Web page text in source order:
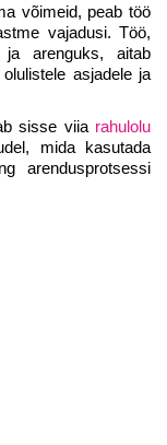
võimeid, peab töö
vajadusi. Töö,
ja arenguks, aitab
asjadele ja
sisse viia rahulolu
mida kasutada
arendusprotsessi